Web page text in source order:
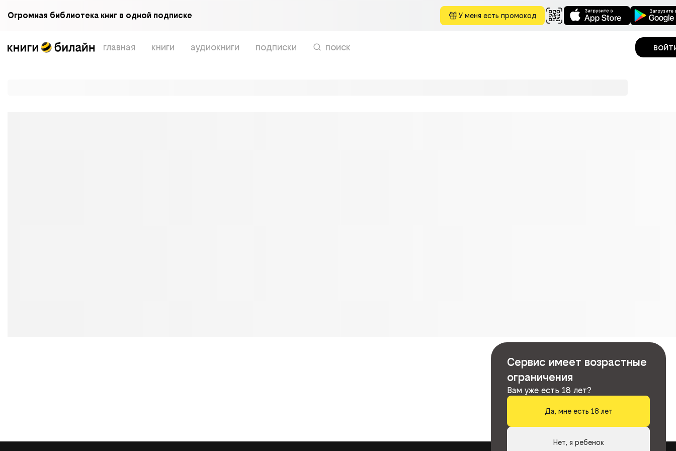
Огромная библиотека книг в одной подписке У меня есть промокод
главная книги аудиокниги подписки поиск
Сервис имеет возрастные
ограничения
Вам уже есть 18 лет?
Да, мне есть 18 лет
Нет, я ребенок